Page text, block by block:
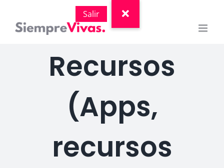
contenido
Recursos
(Apps,
recursos